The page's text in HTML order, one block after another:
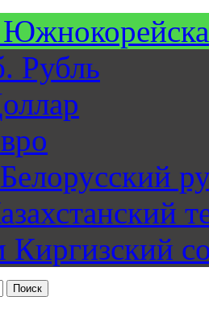
Рубль
Белорусский
Киргизский
Поиск